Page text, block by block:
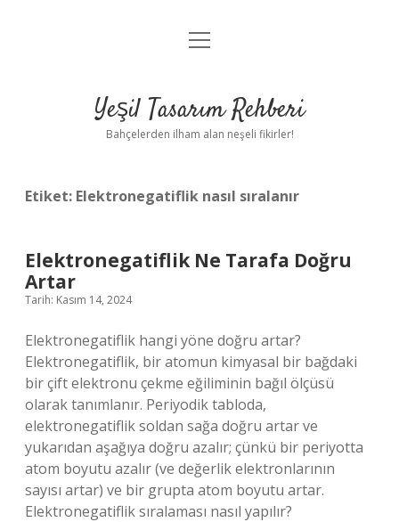
Anasayfa
Yasal Uyarı
menüyü
Yeşil Tasarım Rehberi
Bahçelerden ilham alan neşeli fikirler!
Etiket: Elektronegatiflik nasıl sıralanır
Elektronegatiflik Ne Tarafa Doğru
Artar
Tarih: Kasım 14, 2024
Elektronegatiflik hangi yöne doğru artar?
Elektronegatiflik, bir atomun kimyasal bir bağdaki
bir çift elektronu çekme eğiliminin bağıl ölçüsü
olarak tanımlanır. Periyodik tabloda,
elektronegatiflik soldan sağa doğru artar ve
yukarıdan aşağıya doğru azalır; çünkü bir periyotta
atom boyutu azalır (ve değerlik elektronlarının
sayısı artar) ve bir grupta atom boyutu artar.
Elektronegatiflik sıralaması nasıl yapılır?